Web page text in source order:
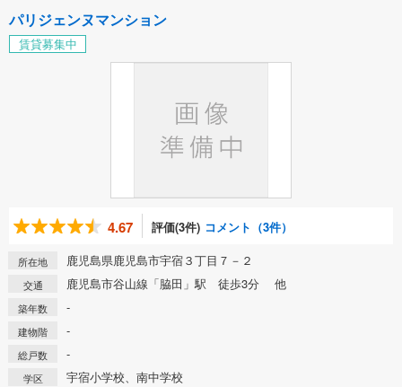
パリジェンヌマンション
賃貸募集中
4.67 評価(3件) コメント（3件）
所在地 鹿児島県鹿児島市宇宿３丁目７－２
交通 鹿児島市谷山線「脇田」駅 徒歩3分 他
築年数 -
建物階 -
総戸数 -
学区 宇宿小学校、南中学校